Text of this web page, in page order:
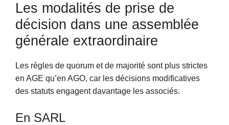
Les modalités de prise de
décision dans une assemblée
générale extraordinaire
Les règles de quorum et de majorité sont plus strictes
en AGE qu’en AGO, car les décisions modificatives
des statuts engagent davantage les associés.
En SARL